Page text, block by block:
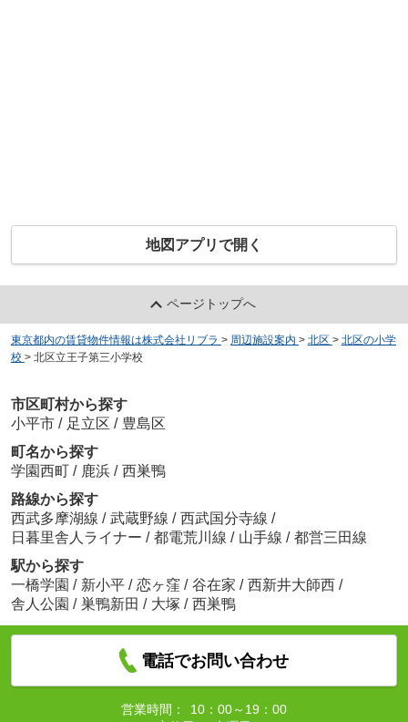
地図アプリで開く
ページトップへ
東京都内の賃貸物件情報は株式会社リブラ > 周辺施設案内 > 北区 > 北区の小学
校 > 北区立王子第三小学校
市区町村から探す
小平市 / 足立区 / 豊島区
町名から探す
学園西町 / 鹿浜 / 西巣鴨
路線から探す
西武多摩湖線 / 武蔵野線 / 西武国分寺線 /
日暮里舎人ライナー / 都電荒川線 / 山手線 / 都営三田線
駅から探す
一橋学園 / 新小平 / 恋ヶ窪 / 谷在家 / 西新井大師西 /
舎人公園 / 巣鴨新田 / 大塚 / 西巣鴨
電話でお問い合わせ
営業時間：
10：00～19：00